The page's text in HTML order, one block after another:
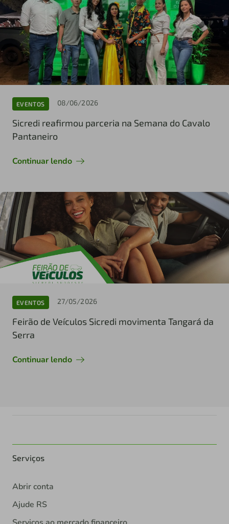
EVENTOS 08/06/2026
Sicredi reafirmou parceria na Semana do Cavalo
Pantaneiro
Continuar lendo
EVENTOS 27/05/2026
Feirão de Veículos Sicredi movimenta Tangará da
Serra
Continuar lendo
Serviços
Abrir conta
Ajude RS